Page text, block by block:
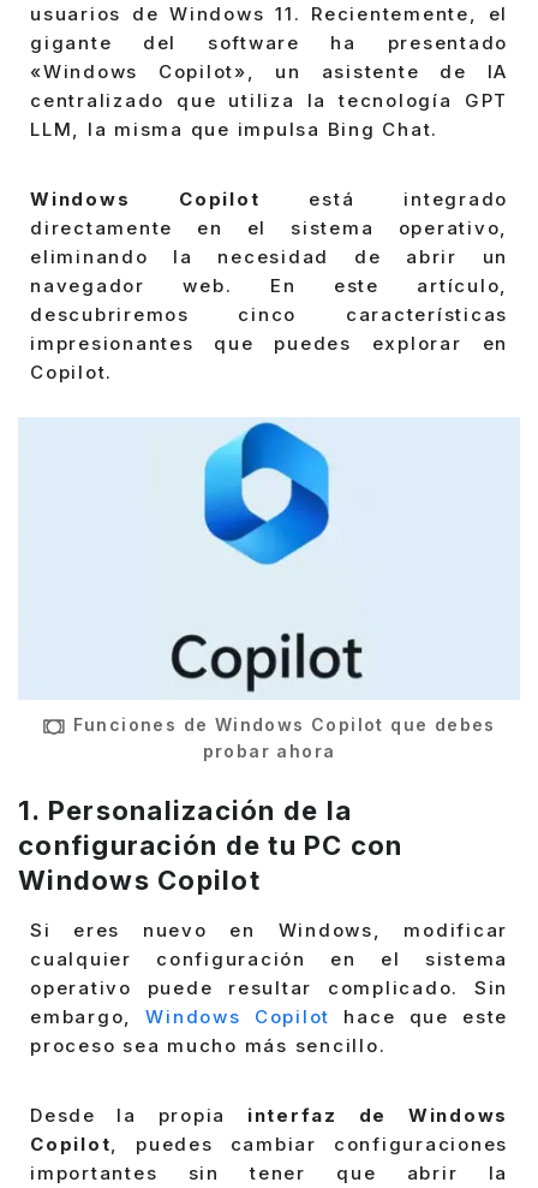
usuarios de Windows 11. Recientemente, el
gigante del software ha presentado
«Windows Copilot», un asistente de IA
centralizado que utiliza la tecnología GPT
LLM, la misma que impulsa Bing Chat.
Windows Copilot está integrado
directamente en el sistema operativo,
eliminando la necesidad de abrir un
navegador web. En este artículo,
descubriremos cinco características
impresionantes que puedes explorar en
Copilot.
Funciones de Windows Copilot que debes
probar ahora
1. Personalización de la
configuración de tu PC con
Windows Copilot
Si eres nuevo en Windows, modificar
cualquier configuración en el sistema
operativo puede resultar complicado. Sin
embargo,Windows Copilot
hace que este
proceso sea mucho más sencillo.
Desde la propia
interfaz de Windows
Copilot, puedes cambiar configuraciones
importantes sin tener que abrir la